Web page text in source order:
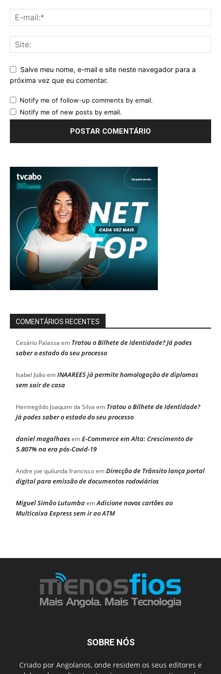
Salve meu nome, e-mail e site neste navegador para a
próxima vez que eu comentar.
Notify me of follow-up comments by email.
Notify me of new posts by email.
COMENTÁRIOS RECENTES
Cesário Palassa em Tratou o Bilhete de Identidade? Já podes
saber o estado do seu processo
Isabel JoãoemINAAREES já permite homologação de diplomas
sem sair de casa
Hermegildo Joaquim da Silva em Tratou o Bilhete de Identidade?
Já podes saber o estado do seu processo
daniel magalhaesemE-Commerce em Alta: Crescimento de
5.807% na era pós-Covid-19
Andre joe quilunda franciscoemDirecção de Trânsito lança portal
digital para emissão de documentos rodoviários
Miguel Simão LutumbaemAdicione novos cartões ao
Multicaixa Express sem ir ao ATM
SOBRE NÓS
Criado por Angolanos, onde residem os seus editores e